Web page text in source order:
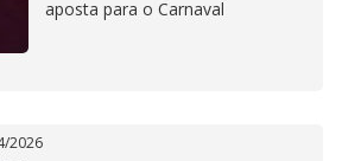
aposta para o Carnaval
2026